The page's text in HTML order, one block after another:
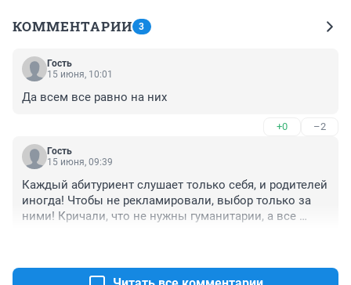
КОММЕНТАРИИ 3
Гость
15 июня, 10:01
Да всем все равно на них
+0 –2
Гость
15 июня, 09:39
Каждый абитуриент слушает только себя, и родителей
иногда! Чтобы не рекламировали, выбор только за
ними! Кричали, что не нужны гуманитарии, а все